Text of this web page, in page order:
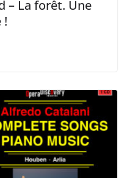
– La forêt. Une
!